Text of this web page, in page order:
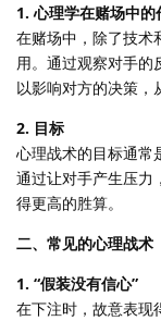
1. 心理学在赌场中的
在赌场中，除了技术
用。通过观察对手
以影响对方的决策，
2. 目标
心理战术的目标通常
通过让对手产生压力
得更高的胜算。
二、常见的心理战术
1. “假装没有信心”
在下注时，故意表现